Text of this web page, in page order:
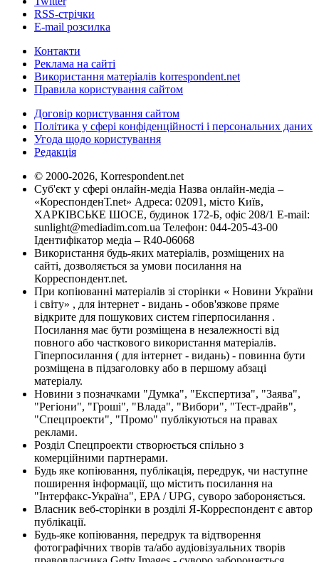
RSS-стрічки
E-mail розсилка
Контакти
Реклама на сайті
Використання матеріалів korrespondent.net
Правила користування сайтом
Договір користування сайтом
Політика у сфері конфіденційності і персональних даних
Угода щодо користування
Редакція
© 2000-2026, Korrespondent.net
Суб'єкт у сфері онлайн-медіа Назва онлайн-медіа –
«КореспонденТ.net» Адреса: 02091, місто Київ,
ХАРКІВСЬКЕ ШОСЕ, будинок 172-Б, офіс 208/1 E-mail:
sunlight@mediadim.com.ua Телефон: 044-205-43-00
Ідентифікатор медіа – R40-06068
Використання будь-яких матеріалів, розміщених на
сайті, дозволяється за умови посилання на
Корреспондент.net.
При копіюванні матеріалів зі сторінки « Новини України
і світу» , для інтернет - видань - обов'язкове пряме
відкрите для пошукових систем гіперпосилання .
Посилання має бути розміщена в незалежності від
повного або часткового використання матеріалів.
Гіперпосилання ( для інтернет - видань) - повинна бути
розміщена в підзаголовку або в першому абзаці
матеріалу.
Новини з позначками "Думка", "Експертиза", "Заява",
"Регіони", "Гроші", "Влада", "Вибори", "Тест-драйв",
"Спецпроекти", "Промо" публікуються на правах
реклами.
Розділ Спецпроекти створюється спільно з
комерційними партнерами.
Будь яке копіювання, публікація, передрук, чи наступне
поширення інформації, що містить посилання на
"Інтерфакс-Україна", EPA / UPG, суворо забороняється.
Власник веб-сторінки в розділі Я-Корреспондент є автор
публікації.
Будь-яке копіювання, передрук та відтворення
фотографічних творів та/або аудіовізуальних творів